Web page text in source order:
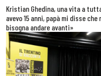
Kristian Ghedina, una vita a
avevo 15 anni, papà mi disse
bisogna andare avanti»